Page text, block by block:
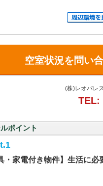
空室状況を問い
(株)レオパレ
TEL:
ポイント
・家電付き物件】生活に